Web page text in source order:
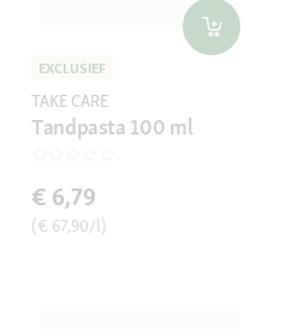
EXCLUSIEF
TAKE CARE
Tandpasta 100 ml
€ 6,79
(€ 67,90/l)